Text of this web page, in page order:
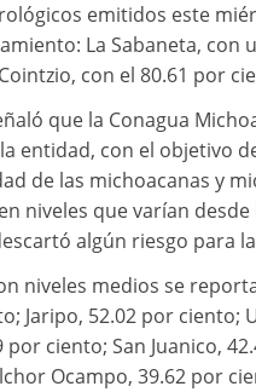
emitidos este
La Sabaneta, con
con el 80.61 por
que la Conagua
entidad, con el objetivo
de las michoacanas y
niveles que varían
algún riesgo para
niveles medios se
Jaripo, 52.02 por
ciento; San Juanico,
Ocampo, 39.62 por